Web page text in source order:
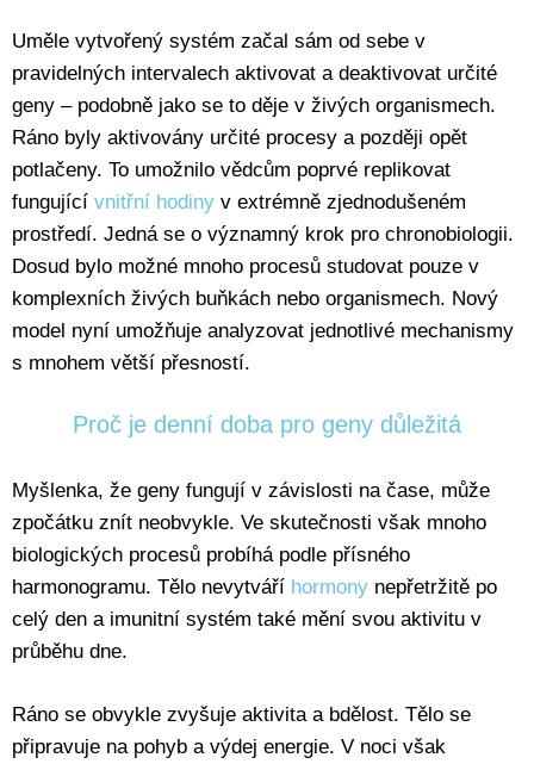
Uměle vytvořený systém začal sám od sebe v
pravidelných intervalech aktivovat a deaktivovat určité
geny – podobně jako se to děje v živých organismech.
Ráno byly aktivovány určité procesy a později opět
potlačeny. To umožnilo vědcům poprvé replikovat
fungující vnitřní hodiny v extrémně zjednodušeném
prostředí. Jedná se o významný krok pro chronobiologii.
Dosud bylo možné mnoho procesů studovat pouze v
komplexních živých buňkách nebo organismech. Nový
model nyní umožňuje analyzovat jednotlivé mechanismy
s mnohem větší přesností.
Proč je denní doba pro geny důležitá
Myšlenka, že geny fungují v závislosti na čase, může
zpočátku znít neobvykle. Ve skutečnosti však mnoho
biologických procesů probíhá podle přísného
harmonogramu. Tělo nevytváří hormony nepřetržitě po
celý den a imunitní systém také mění svou aktivitu v
průběhu dne.
Ráno se obvykle zvyšuje aktivita a bdělost. Tělo se
připravuje na pohyb a výdej energie. V noci však